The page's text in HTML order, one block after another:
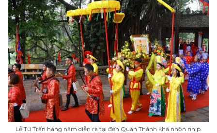
Lễ Tứ Trấn hàng năm diễn ra tại đến Quán Thánh khá nhộn nhịp.